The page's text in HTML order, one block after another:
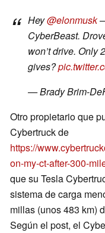
Hey@elonmusk
CyberBeast.
won’t drive. Only
gives?
— Brady Brim-
Otro propietario que
Cybertruck de
https://
on-my-ct-after-300-
que su Tesla
sistema de carga
millas (unos 483 km)
Según el post, el